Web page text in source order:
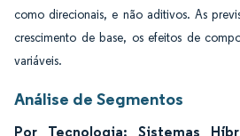
como direcionais, e não aditivos. As
crescimento de base, os efeitos de
variáveis.
Análise de Segmentos
Por Tecnologia: Sistemas